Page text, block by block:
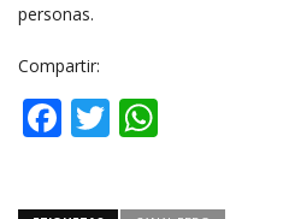
personas.
Compartir:
Facebook
Twitter